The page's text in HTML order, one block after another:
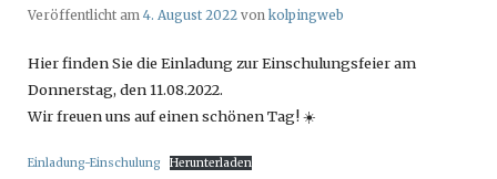
Veröffentlicht am 4. August 2022 von kolpingweb
Hier finden Sie die Einladung zur Einschulungsfeier am
Donnerstag, den 11.08.2022.
Wir freuen uns auf einen schönen Tag! ☀️
Einladung-Einschulung Herunterladen